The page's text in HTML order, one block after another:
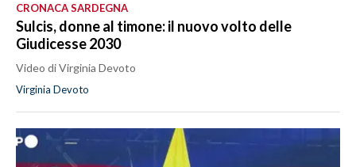
CRONACA SARDEGNA
Sulcis, donne al timone: il nuovo volto delle
Giudicesse 2030
Video di Virginia Devoto
Virginia Devoto